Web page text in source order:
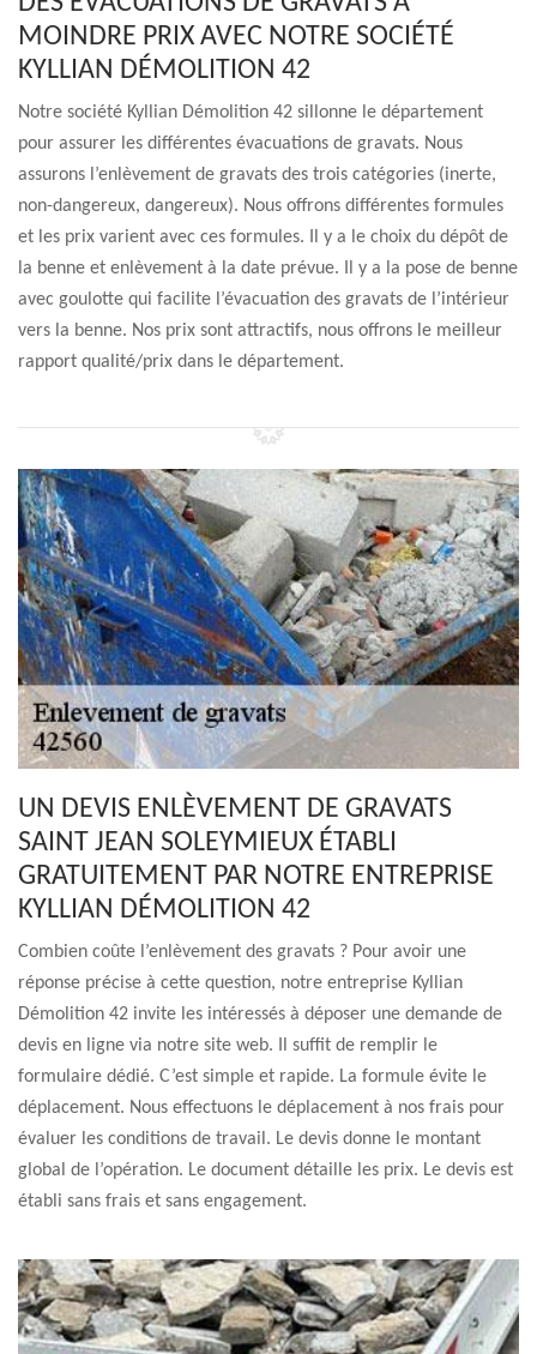
MOINDRE PRIX AVEC NOTRE SOCIÉTÉ
KYLLIAN DÉMOLITION 42
Notre société Kyllian Démolition 42 sillonne le département
pour assurer les différentes évacuations de gravats. Nous
assurons l’enlèvement de gravats des trois catégories (inerte,
non-dangereux, dangereux). Nous offrons différentes formules
et les prix varient avec ces formules. Il y a le choix du dépôt de
la benne et enlèvement à la date prévue. Il y a la pose de benne
avec goulotte qui facilite l’évacuation des gravats de l’intérieur
vers la benne. Nos prix sont attractifs, nous offrons le meilleur
rapport qualité/prix dans le département.
UN DEVIS ENLÈVEMENT DE GRAVATS
SAINT JEAN SOLEYMIEUX ÉTABLI
GRATUITEMENT PAR NOTRE ENTREPRISE
KYLLIAN DÉMOLITION 42
Combien coûte l’enlèvement des gravats ? Pour avoir une
réponse précise à cette question, notre entreprise Kyllian
Démolition 42 invite les intéressés à déposer une demande de
devis en ligne via notre site web. Il suffit de remplir le
formulaire dédié. C’est simple et rapide. La formule évite le
déplacement. Nous effectuons le déplacement à nos frais pour
évaluer les conditions de travail. Le devis donne le montant
global de l’opération. Le document détaille les prix. Le devis est
établi sans frais et sans engagement.